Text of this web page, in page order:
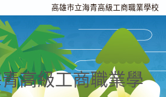
高雄市立海青高級工商職業學校
高級工商職業學